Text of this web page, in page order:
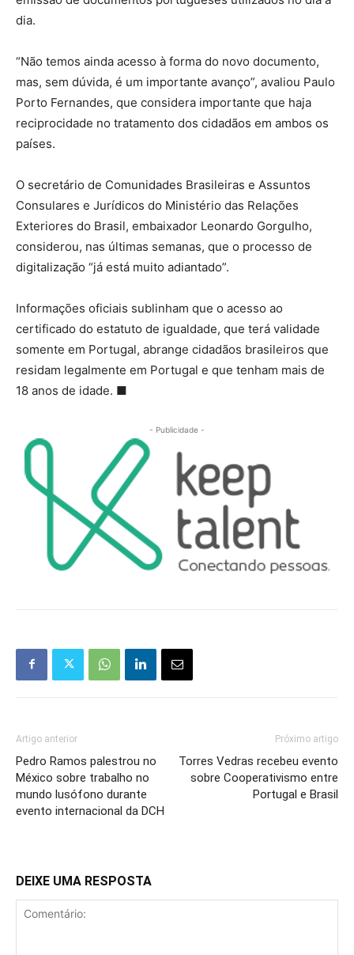
dia.
“Não temos ainda acesso à forma do novo documento,
mas, sem dúvida, é um importante avanço”, avaliou Paulo
Porto Fernandes, que considera importante que haja
reciprocidade no tratamento dos cidadãos em ambos os
países.
O secretário de Comunidades Brasileiras e Assuntos
Consulares e Jurídicos do Ministério das Relações
Exteriores do Brasil, embaixador Leonardo Gorgulho,
considerou, nas últimas semanas, que o processo de
digitalização “já está muito adiantado”.
Informações oficiais sublinham que o acesso ao
certificado do estatuto de igualdade, que terá validade
somente em Portugal, abrange cidadãos brasileiros que
residam legalmente em Portugal e que tenham mais de
18 anos de idade. ■
- Publicidade -
Artigo anterior
Pedro Ramos palestrou no
México sobre trabalho no
mundo lusófono durante
evento internacional da DCH
Próximo artigo
Torres Vedras recebeu evento
sobre Cooperativismo entre
Portugal e Brasil
DEIXE UMA RESPOSTA